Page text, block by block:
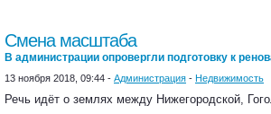
Смена масштаба
В администрации опровергли подготовку к
13 ноября 2018, 09:44 - Администрация - Недвижимость
Речь идёт о землях между Нижегородской,